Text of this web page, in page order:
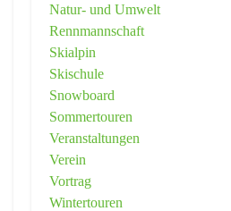
Natur- und Umwelt
Rennmannschaft
Skialpin
Skischule
Snowboard
Sommertouren
Veranstaltungen
Verein
Vortrag
Wintertouren